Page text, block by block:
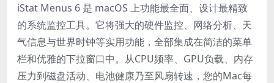
iStat Menus 6 是 macOS 上功能最全面、设计最精致
的系统监控工具。它将强大的硬件监控、网络分析、天
气信息与世界时钟等实用功能，全部集成在简洁的菜单
栏和优雅的下拉窗口中。从CPU频率、GPU负载、内存
压力到磁盘活动、电池健康乃至风扇转速，您的Mac每